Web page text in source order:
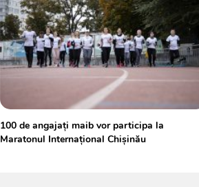
100 de angajați maib vor participa la
Maratonul Internațional Chișinău